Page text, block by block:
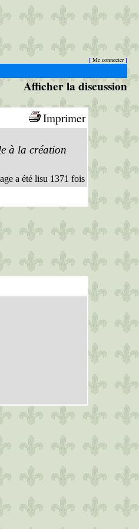
[ Me connecter]
Afficher la discussion
Imprimer
à la création
a été lisu 1371 fois